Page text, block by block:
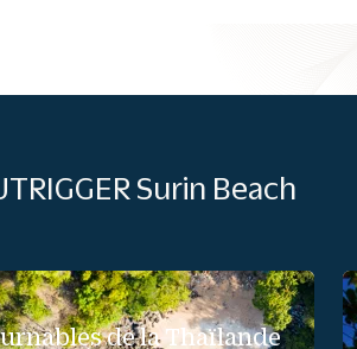
de la Thaïlande